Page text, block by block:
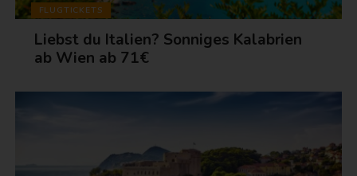
FLUGTICKETS
Liebst du Italien? Sonniges Kalabrien
ab Wien ab 71€